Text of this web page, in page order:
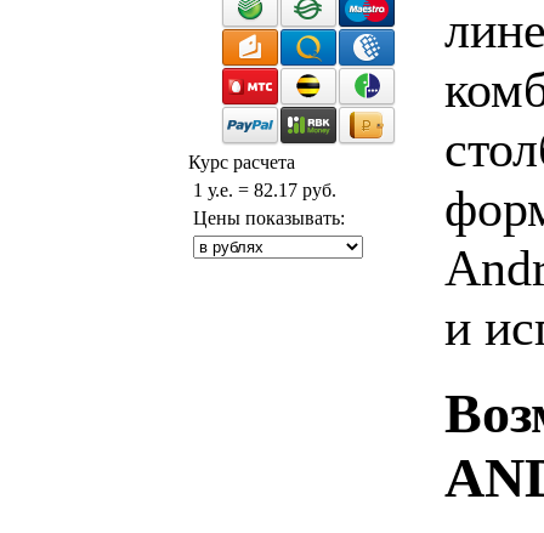
Курс расчета
1 у.е. = 82.17 руб.
Цены показывать:
и